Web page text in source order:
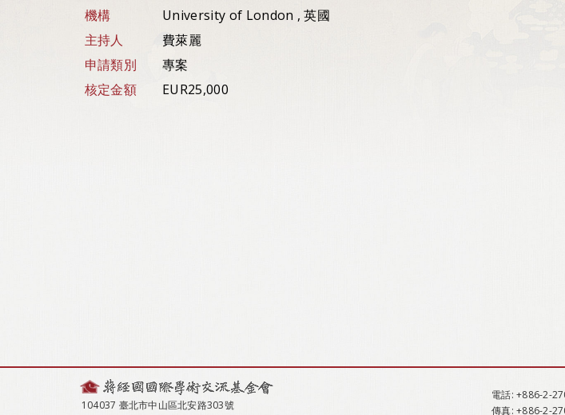
機構
University of London , 英國
主持人
費萊麗
申請類別
專案
核定金額
EUR25,000
104037 臺北市中山區北安路303號
電話: +886-2-
傳真: +886-2-